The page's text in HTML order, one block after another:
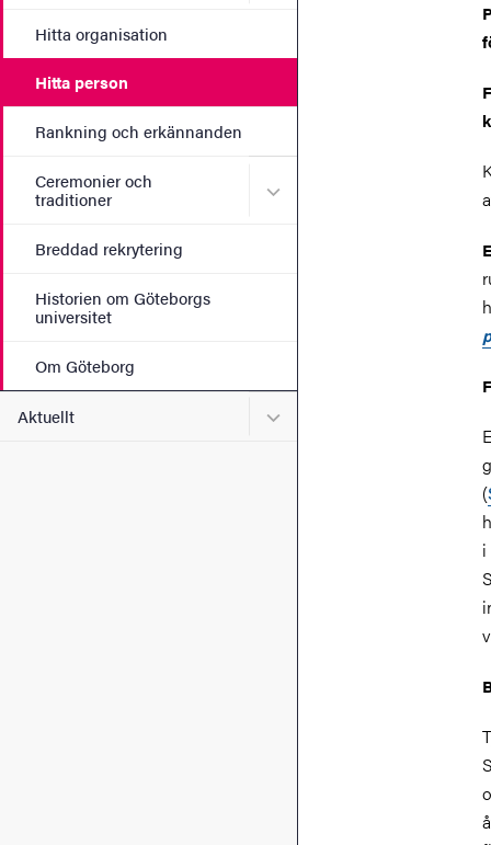
Hitta organisation
Hitta person
Rankning och erkännanden
Ceremonier och
traditioner
Undermeny för Ceremonier
Breddad rekrytering
Historien om Göteborgs
universitet
Om Göteborg
Aktuellt Undermeny för Aktuellt
(
i